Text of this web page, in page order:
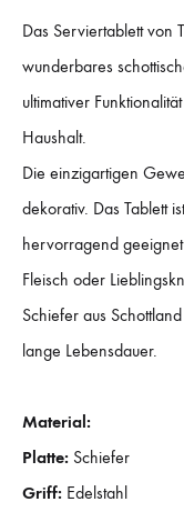
Das Serviertablett von
wunderbares
ultimativer
Haushalt.
Die einzigartigen
dekorativ. Das Tablett
hervorragend
Fleisch oder
Schiefer aus
lange Lebensdauer.
Material:
Platte: Schiefer
Griff: Edelstahl